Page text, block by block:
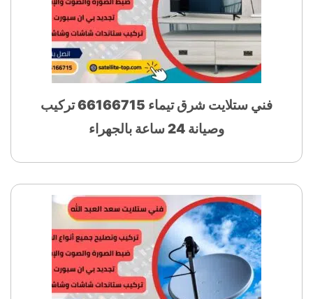
فني ستلايت شرق تيماء 66166715 تركيب
وصيانة 24 ساعة بالجهراء